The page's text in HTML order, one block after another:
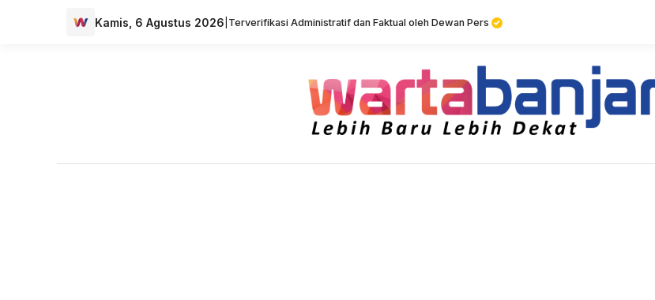
Kamis, 6 Agustus 2026 Terverifikasi Administratif dan Faktual oleh Dewan Pers